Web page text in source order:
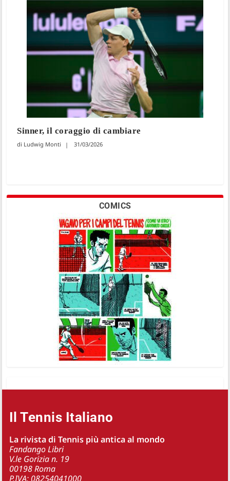
Sinner, il coraggio di cambiare
Ludwig Monti 31/03/2026
COMICS
Il Tennis Italiano
La rivista di Tennis più antica al mondo
Fandango Libri
V.le Gorizia n. 19
00198 Roma
P.IVA: 08254041000